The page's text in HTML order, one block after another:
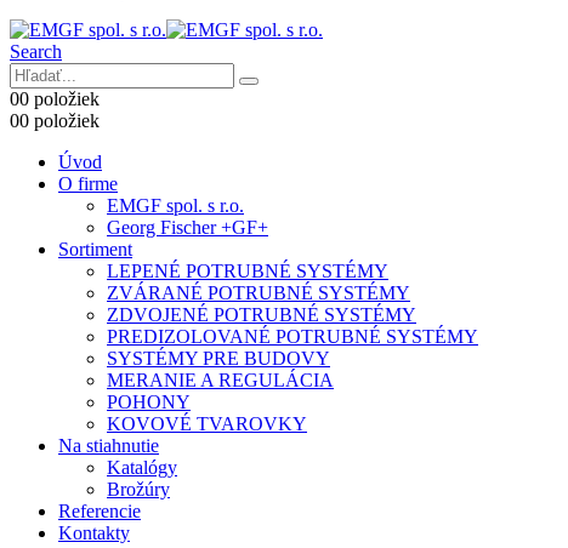
Search
00 položiek
00 položiek
Úvod
O firme
EMGF spol. s r.o.
Georg Fischer +GF+
Sortiment
LEPENÉ POTRUBNÉ SYSTÉMY
ZVÁRANÉ POTRUBNÉ SYSTÉMY
ZDVOJENÉ POTRUBNÉ SYSTÉMY
PREDIZOLOVANÉ POTRUBNÉ SYSTÉMY
SYSTÉMY PRE BUDOVY
MERANIE A REGULÁCIA
POHONY
KOVOVÉ TVAROVKY
Na stiahnutie
Katalógy
Brožúry
Referencie
Kontakty